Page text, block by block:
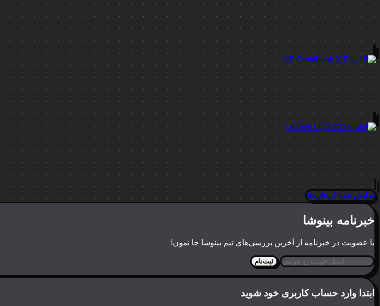
نمایش همه لپ‌تاپ‌ها
خبرنامه بینوشا
با عضویت در خبرنامه از آخرین بررسی‌های تیم بینوشا جا نمون!
ثبت‌نام
ابتدا وارد حساب کاربری خود شوید